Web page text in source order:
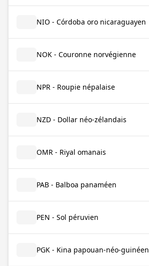
NIO - Córdoba oro nicaraguayen
NOK - Couronne norvégienne
NPR - Roupie népalaise
NZD - Dollar néo-zélandais
OMR - Riyal omanais
PAB - Balboa panaméen
PEN - Sol péruvien
PGK - Kina papouan-néo-guinéen